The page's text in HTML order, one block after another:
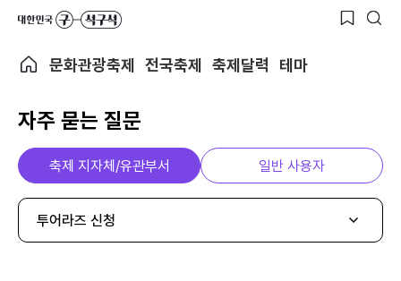
문화관광축제 전국축제 축제달력 테마
자주 묻는 질문
축제 지자체/유관부서 일반 사용자
투어라즈 신청